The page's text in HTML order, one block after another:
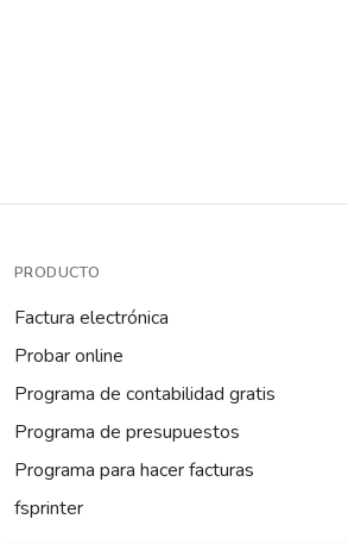
PRODUCTO
Factura electrónica
Probar online
Programa de contabilidad gratis
Programa de presupuestos
Programa para hacer facturas
fsprinter